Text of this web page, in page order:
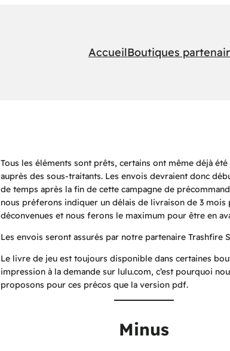
AccueilBoutiques
Tous les éléments sont prêts, certains ont même déjà
auprès des sous-traitants. Les envois devraient donc
de temps après la fin de cette campagne de
nous préferons indiquer un délais de livraison de 3 mois
déconvenues et nous ferons le maximum pour être en
Les envois seront assurés par notre partenaire Trashfire
Le livre de jeu est toujours disponible dans certaines
impression à la demande sur lulu.com, c’est pourquoi
proposons pour ces précos que la version pdf.
Minus